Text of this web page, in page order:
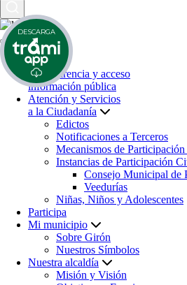
Inicio
Transparencia y acceso
información pública
Atención y Servicios
a la Ciudadanía
Edictos
Notificaciones a Terceros
Mecanismos de
Instancias de Participación
Consejo Municipal de
Veedurías
Niñas, Niños y Adolescentes
Participa
Mi municipio
Sobre Girón
Nuestros Símbolos
Nuestra alcaldía
Misión y Visión
DESCARGA